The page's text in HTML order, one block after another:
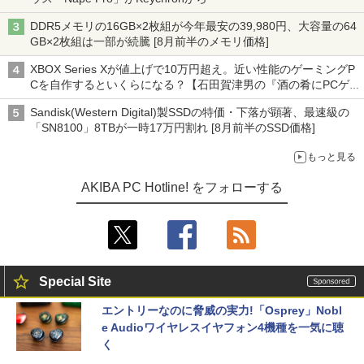
DDR5メモリの16GB×2枚組が今年最安の39,980円、大容量の64
GB×2枚組は一部が続騰 [8月前半のメモリ価格]
XBOX Series Xが値上げで10万円超え。近い性能のゲーミングP
Cを自作するといくらになる？【石田賀津男の『酒の肴にPCゲ
ーム』】
Sandisk(Western Digital)製SSDの特価・下落が顕著、最速級の
「SN8100」8TBが一時17万円割れ [8月前半のSSD価格]
もっと見る
AKIBA PC Hotline! をフォローする
Special Site
エントリーなのに脅威の実力!「Osprey」Nobl
e Audioワイヤレスイヤフォン4機種を一気に聴
く